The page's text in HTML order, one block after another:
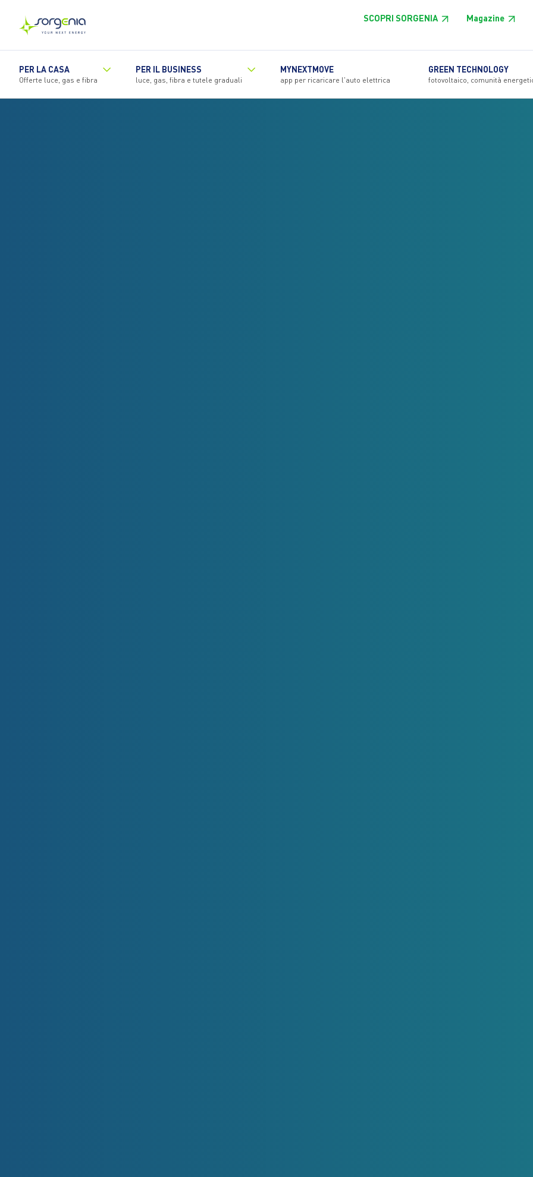
contenuto
principale
SCOPRI SORGENIA Magazine
PER LA CASA
Offerte luce, gas e fibra
PER IL BUSINESS
luce, gas, fibra e tutele graduali
MYNEXTMOVE
app per ricaricare l'auto elettrica
GREEN TECHNOLOGY
fotovoltaico, comunità